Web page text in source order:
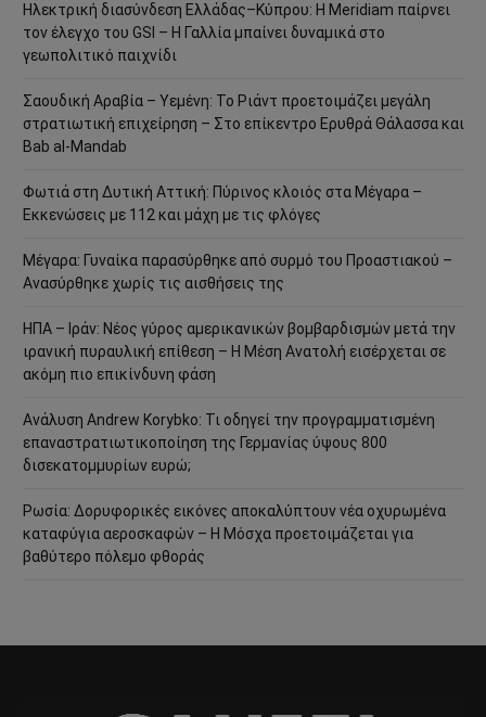
Ηλεκτρική διασύνδεση Ελλάδας–Κύπρου: Η Meridiam παίρνει
τον έλεγχο του GSI – Η Γαλλία μπαίνει δυναμικά στο
γεωπολιτικό παιχνίδι
Σαουδική Αραβία – Υεμένη: Το Ριάντ προετοιμάζει μεγάλη
στρατιωτική επιχείρηση – Στο επίκεντρο Ερυθρά Θάλασσα και
Bab al-Mandab
Φωτιά στη Δυτική Αττική: Πύρινος κλοιός στα Μέγαρα –
Εκκενώσεις με 112 και μάχη με τις φλόγες
Μέγαρα: Γυναίκα παρασύρθηκε από συρμό του Προαστιακού –
Ανασύρθηκε χωρίς τις αισθήσεις της
ΗΠΑ – Ιράν: Νέος γύρος αμερικανικών βομβαρδισμών μετά την
ιρανική πυραυλική επίθεση – Η Μέση Ανατολή εισέρχεται σε
ακόμη πιο επικίνδυνη φάση
Ανάλυση Andrew Korybko: Τι οδηγεί την προγραμματισμένη
επαναστρατιωτικοποίηση της Γερμανίας ύψους 800
δισεκατομμυρίων ευρώ;
Ρωσία: Δορυφορικές εικόνες αποκαλύπτουν νέα οχυρωμένα
καταφύγια αεροσκαφών – Η Μόσχα προετοιμάζεται για
βαθύτερο πόλεμο φθοράς